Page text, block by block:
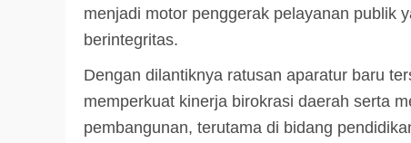
menjadi motor penggerak pelayanan publik
berintegritas.
Dengan dilantiknya ratusan aparatur baru
memperkuat kinerja birokrasi daerah serta
pembangunan, terutama di bidang
2 min read